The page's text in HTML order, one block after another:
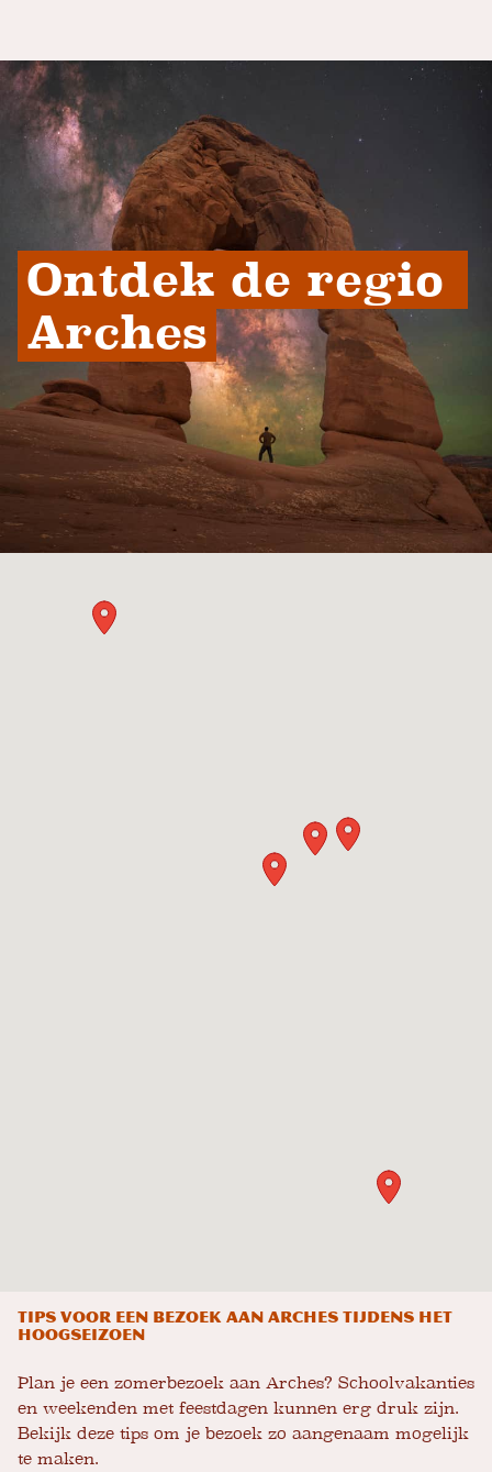
Ontdek de regio
Arches
Tips voor een bezoek aan Arches tijdens het
hoogseizoen
Plan je een zomerbezoek aan Arches? Schoolvakanties
en weekenden met feestdagen kunnen erg druk zijn.
Bekijk deze tips om je bezoek zo aangenaam mogelijk
te maken.